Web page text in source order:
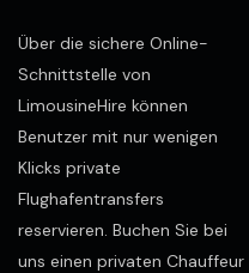
Über die sichere Online-
Schnittstelle von
LimousineHire können
Benutzer mit nur wenigen
Klicks private
Flughafentransfers
reservieren. Buchen Sie bei
uns einen privaten Chauffeur